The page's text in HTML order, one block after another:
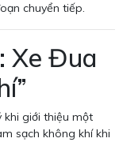
chuyển tiếp.
Xe Đua
khi giới thiệu một
sạch không khí khi